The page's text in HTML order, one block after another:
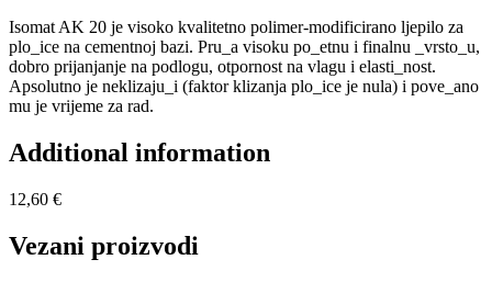
Isomat AK 20 je visoko kvalitetno polimer-modificirano ljepilo za
plo_ice na cementnoj bazi. Pru_a visoku po_etnu i finalnu _vrsto_u,
dobro prijanjanje na podlogu, otpornost na vlagu i elasti_nost.
Apsolutno je neklizaju_i (faktor klizanja plo_ice je nula) i pove_ano
mu je vrijeme za rad.
Additional information
12,60 €
Vezani proizvodi